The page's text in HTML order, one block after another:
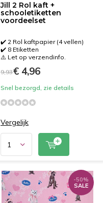
Jill 2 Rol kaft +
schooletiketten
voordeelset
✔️ 2 Rol kaftpapier (4 vellen)
✔️ 8 Etiketten
⚠️ Let op verzendinfo.
9,93€ 4,96
Snel bezorgd, zie details
Vergelijk
-50%
SALE